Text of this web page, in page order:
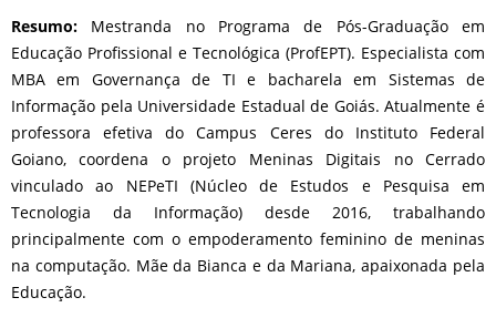
Resumo: Mestranda no Programa de Pós-Graduação em
Educação Profissional e Tecnológica (ProfEPT). Especialista com
MBA em Governança de TI e bacharela em Sistemas de
Informação pela Universidade Estadual de Goiás. Atualmente é
professora efetiva do Campus Ceres do Instituto Federal
Goiano, coordena o projeto Meninas Digitais no Cerrado
vinculado ao NEPeTI (Núcleo de Estudos e Pesquisa em
Tecnologia da Informação) desde 2016, trabalhando
principalmente com o empoderamento feminino de meninas
na computação. Mãe da Bianca e da Mariana, apaixonada pela
Educação.